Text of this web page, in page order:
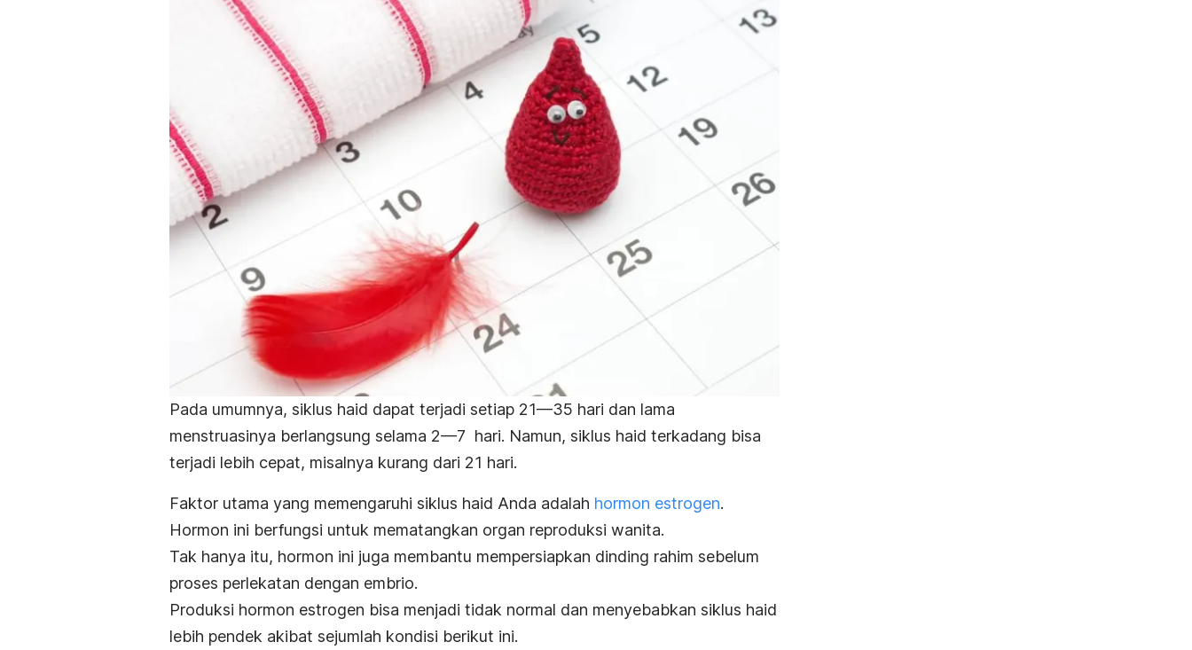
Pada umumnya, siklus haid dapat terjadi setiap 21—35 hari dan lama
menstruasinya berlangsung selama 2—7 hari. Namun, siklus haid terkadang bisa
terjadi lebih cepat, misalnya kurang dari 21 hari.
Faktor utama yang memengaruhi siklus haid Anda adalah hormon estrogen.
Hormon ini berfungsi untuk mematangkan organ reproduksi wanita.
Tak hanya itu, hormon ini juga membantu mempersiapkan dinding rahim sebelum
proses perlekatan dengan embrio.
Produksi hormon estrogen bisa menjadi tidak normal dan menyebabkan siklus haid
lebih pendek akibat sejumlah kondisi berikut ini.